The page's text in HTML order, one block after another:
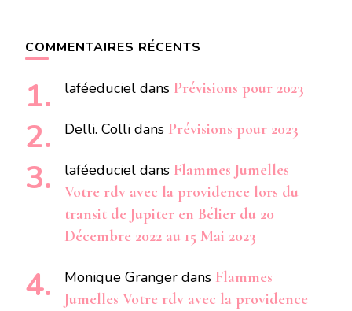
COMMENTAIRES RÉCENTS
laféeduciel dans Prévisions pour 2023
Delli. Colli dans Prévisions pour 2023
laféeduciel dans Flammes Jumelles
Votre rdv avec la providence lors du
transit de Jupiter en Bélier du 20
Décembre 2022 au 15 Mai 2023
Monique Granger dans Flammes
Jumelles Votre rdv avec la providence